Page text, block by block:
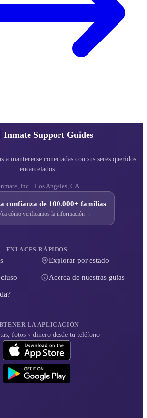
Inmate Support Guides
a mantenerse conectadas con sus seres queridos
encarcelados
Inc. · Los Angeles, CA
confianza de 100.000+ familias
cómo verificamos la información →
ENLACES RÁPIDOS
Explorar por estado
Acerca de nuestras guías
LA APLICACIÓN
fotos y dinero desde tu teléfono